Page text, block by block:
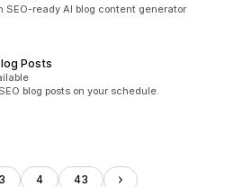
SEO-ready AI blog content generator
Posts
blog posts on your schedule.
3 4 43